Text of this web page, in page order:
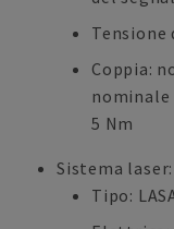
Tensione
Coppia:
nominale
5 Nm
Sistema laser:
Tipo: